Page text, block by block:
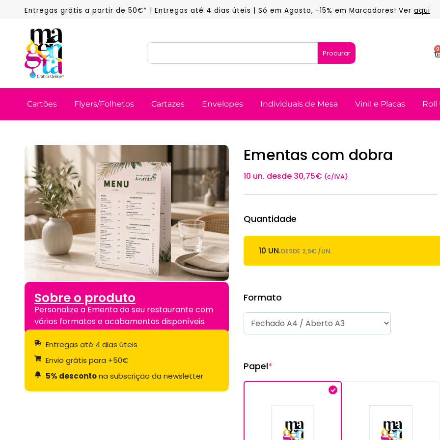
Entregas grátis a partir de 50€* | Entregas até 4 dias úteis | Só em Agosto, -15% em Marcadores! Ver aqui
Procurar 0
Cartões Flyers/Folhetos Cartazes Envelopes Individuais de Mesa Vinil e Placas Roll
Sobre o produto
Personalize a Ementa do seu restaurante com
vários formatos e acabamentos disponíveis.
Entregas até 4 dias úteis
Envio grátis para +50€
5% descontona subscrição da newsletter
Ementas com dobra
10 un. desde 30,75€ (c/IVA)
Quantidade
10 UN.DESDE 2,5€ /UN.
Formato
Papel*